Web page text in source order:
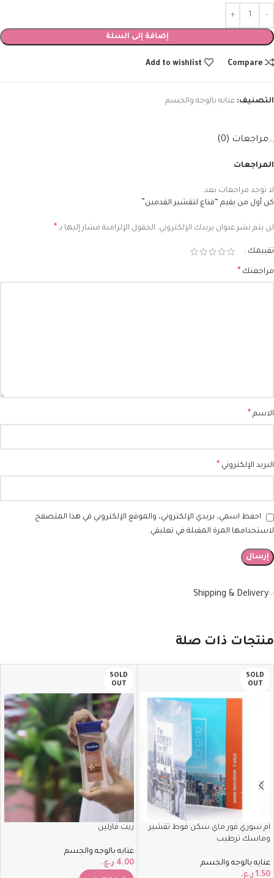
إضافة إلى السلة
Compare
Add to wishlist
التصنيف: عنايه بالوجه والجسم
مراجعات (0)
المراجعات
لا توجد مراجعات بعد.
كن أول من يقيم “قناع لتقشير القدمين”
لن يتم نشر عنوان بريدك الإلكتروني. الحقول الإلزامية مشار إليها بـ *
تقييمك
مراجعتك *
الاسم *
البريد الإلكتروني *
احفظ اسمي، بريدي الإلكتروني، والموقع الإلكتروني في هذا المتصفح
لاستخدامها المرة المقبلة في تعليقي.
Shipping & Delivery
منتجات ذات صلة
SOLD
OUT
ام سوري فور ماي سكن فوط تقشير
وماسك ترطيب
عنايه بالوجه والجسم
1.50 ر.ع.
SOLD
OUT
زيت فازلين
عنايه بالوجه والجسم
4.00 ر.ع.